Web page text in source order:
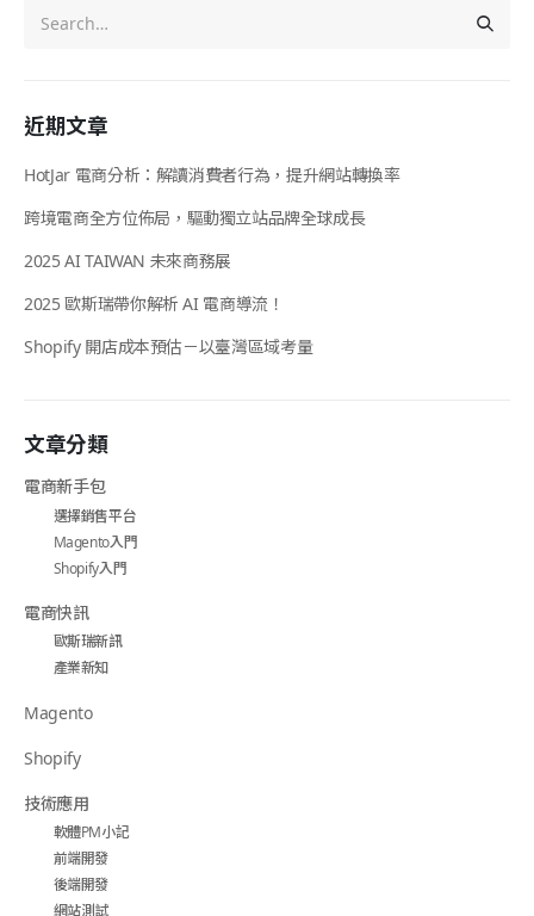
近期文章
HotJar 電商分析：解讀消費者行為，提升網站轉換率
跨境電商全方位佈局，驅動獨立站品牌全球成長
2025 AI TAIWAN 未來商務展
2025 歐斯瑞帶你解析 AI 電商導流！
Shopify 開店成本預估－以臺灣區域考量
文章分類
電商新手包
選擇銷售平台
Magento入門
Shopify入門
電商快訊
歐斯瑞新訊
產業新知
Magento
Shopify
技術應用
軟體PM小記
前端開發
後端開發
網站測試